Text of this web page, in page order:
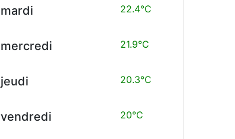
mardi 22.4°C
mercredi 21.9°C
jeudi 20.3°C
vendredi 20°C